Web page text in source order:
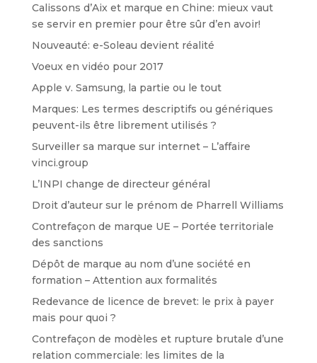
Calissons d’Aix et marque en Chine: mieux vaut
se servir en premier pour être sûr d’en avoir!
Nouveauté: e-Soleau devient réalité
Voeux en vidéo pour 2017
Apple v. Samsung, la partie ou le tout
Marques: Les termes descriptifs ou génériques
peuvent-ils être librement utilisés ?
Surveiller sa marque sur internet – L’affaire
vinci.group
L’INPI change de directeur général
Droit d’auteur sur le prénom de Pharrell Williams
Contrefaçon de marque UE – Portée territoriale
des sanctions
Dépôt de marque au nom d’une société en
formation – Attention aux formalités
Redevance de licence de brevet: le prix à payer
mais pour quoi ?
Contrefaçon de modèles et rupture brutale d’une
relation commerciale: les limites de la